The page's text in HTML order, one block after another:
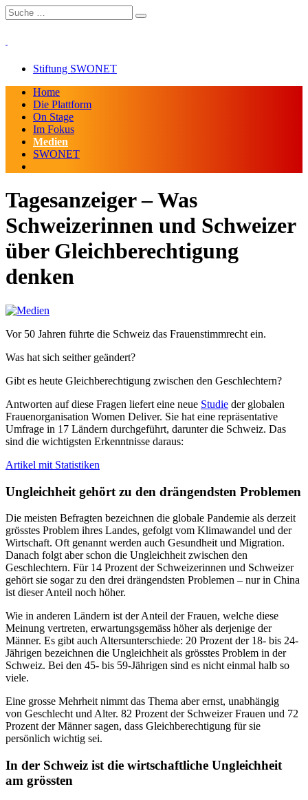
Stiftung SWONET
Home
Die Plattform
On Stage
Im Fokus
Medien
SWONET
Tagesanzeiger – Was
Schweizerinnen und Schweizer
über Gleichberechtigung
denken
Vor 50 Jahren führte die Schweiz das Frauenstimmrecht ein.
Was hat sich seither geändert?
Gibt es heute Gleichberechtigung zwischen den Geschlechtern?
Antworten auf diese Fragen liefert eine neue Studie der globalen
Frauenorganisation Women Deliver. Sie hat eine repräsentative
Umfrage in 17 Ländern durchgeführt, darunter die Schweiz. Das
sind die wichtigsten Erkenntnisse daraus:
Artikel mit Statistiken
Ungleichheit gehört zu den drängendsten Problemen
Die meisten Befragten bezeichnen die globale Pandemie als derzeit
grösstes Problem ihres Landes, gefolgt vom Klimawandel und der
Wirtschaft. Oft genannt werden auch Gesundheit und Migration.
Danach folgt aber schon die Ungleichheit zwischen den
Geschlechtern. Für 14 Prozent der Schweizerinnen und Schweizer
gehört sie sogar zu den drei drängendsten Problemen – nur in China
ist dieser Anteil noch höher.
Wie in anderen Ländern ist der Anteil der Frauen, welche diese
Meinung vertreten, erwartungsgemäss höher als derjenige der
Männer. Es gibt auch Altersunterschiede: 20 Prozent der 18- bis 24-
Jährigen bezeichnen die Ungleichheit als grösstes Problem in der
Schweiz. Bei den 45- bis 59-Jährigen sind es nicht einmal halb so
viele.
Eine grosse Mehrheit nimmt das Thema aber ernst, unabhängig
von Geschlecht und Alter. 82 Prozent der Schweizer Frauen und 72
Prozent der Männer sagen, dass Gleichberechtigung für sie
persönlich wichtig sei.
In der Schweiz ist die wirtschaftliche Ungleichheit
am grössten